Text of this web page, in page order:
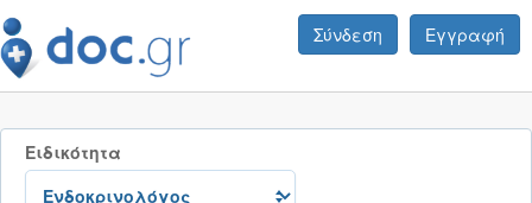
Σύνδεση Εγγραφή
Ειδικότητα